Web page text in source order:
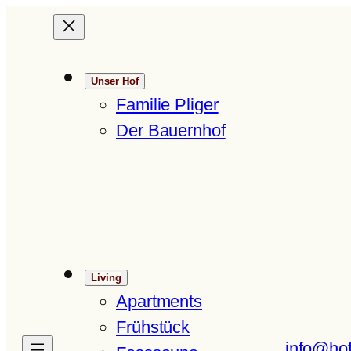
Unser Hof
Familie Pliger
Der Bauernhof
Living
Apartments
Frühstück